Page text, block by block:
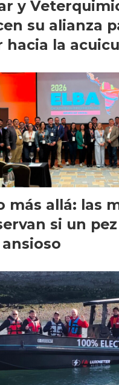
y
su alianza
hacia la
más allá: las
si un